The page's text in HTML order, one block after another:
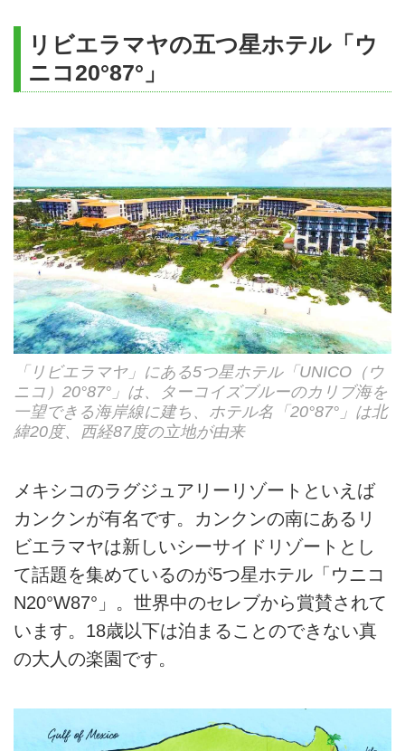
終日自由行動
リビエラマヤ泊
専用車にてゴルフ場へ（約30分）
ハードロックゴルフクラブ・リビエラマヤにて18H
プレー〈セルフ・カート利用〉
リビエラマヤ泊
5日目
出発まで自由行動。ホテルチェックアウトは12時
15:00～17:00頃、専用車にて、カンクン空港へ（約
60分）
21:00頃カンクン発 ✈ メキシコシティ乗継ぎ
6日目
アエロメヒコ航空58便にてメキシコシティ00:15 ✈
7日目
06:20成田着
利用ホテル
UNICO20°87°（アルコバ・オーシ
ャンビュー）
ません。
日程に明記した宿泊代金
日程に明記したゴルフプレー代金(グリーン
日程に明記した送迎代金
日程に明記した観光代金
現地係員費用
超過手荷物代金(航空会社チェックインバゲ
ージに対して、規定の重量を超えた場合)
クリーニング、電報、電話代、その他個人
的性質の諸費用及びサービス料
傷害、疾病に関する医療費
空港諸税、燃油サーチャージ(別途料金記
載、事前徴収)
海外旅行損害保険(任意保険)
リビエラマヤの五つ星ホテル「ウ
ニコ20°87°」
「リビエラマヤ」にある5つ星ホテル「UNICO（ウ
ニコ）20°87°」は、ターコイズブルーのカリブ海を
一望できる海岸線に建ち、ホテル名「20°87°」は北
緯20度、西経87度の立地が由来
メキシコのラグジュアリーリゾートといえば
カンクンが有名です。カンクンの南にあるリ
ビエラマヤは新しいシーサイドリゾートとし
て話題を集めているのが5つ星ホテル「ウニコ
N20°W87°」。世界中のセレブから賞賛されて
います。18歳以下は泊まることのできない真
の大人の楽園です。